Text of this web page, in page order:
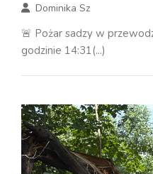
Dominika Sz
🚨 Pożar sadzy w
godzinie 14:31(...)